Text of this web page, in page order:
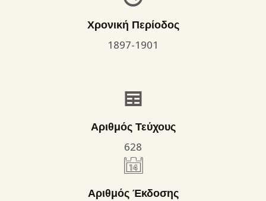
Χρονική Περίοδος
1897-1901
Αριθμός Τεύχους
628
Αριθμός Έκδοσης